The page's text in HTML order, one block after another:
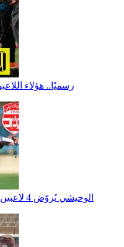
رسميًا.. هؤلاء
الوحيشي يُروّض 4 لاعبين ممتازين من الدوري التونسي